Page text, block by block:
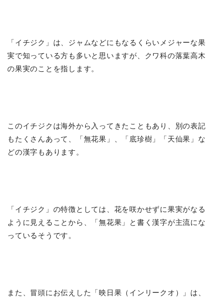
「イチジク」は、ジャムなどにもなるくらいメジャーな果
実で知っている方も多いと思いますが、クワ科の落葉高木
の果実のことを指します。
このイチジクは海外から入ってきたこともあり、別の表記
もたくさんあって、「無花果」、「底珍樹」「天仙果」な
どの漢字もあります。
「イチジク」の特徴としては、花を咲かせずに果実がなる
ように見えることから、「無花果」と書く漢字が主流にな
っているそうです。
また、冒頭にお伝えした「映日果（インリークオ）」は、